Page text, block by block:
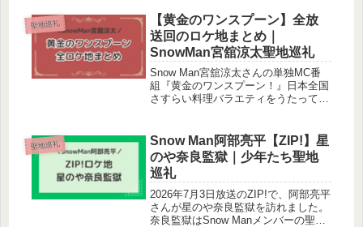
華を楽しんでいました。今回は目黒蓮
さんプレゼンツ、決めた時に街中...
聖地巡礼
【黄金のワンスプーン】全放
送回のロケ地まとめ｜
SnowMan宮舘涼太聖地巡礼
Snow Man宮舘涼太さんの単独MC番
組『黄金のワンスプーン！』日本全国
さすらい料理バラエティをうたってお
の記事では、『黄金のワンスプー
ン！』で宮舘涼太さんが訪れた場所
や...
聖地巡礼
Snow Man阿部亮平【ZIP!】星
のや奈良監獄｜少年たち聖地
巡礼
2026年7月3日放送のZIP!で、阿部亮平
さんが星のや奈良監獄を訪れました。
奈良監獄はSnow Manメンバーの聖地